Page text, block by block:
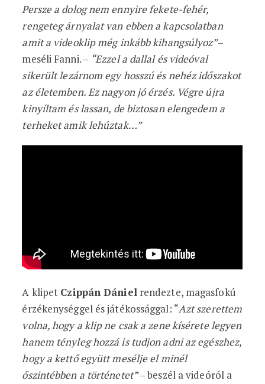
Persze a dolog nem ennyire fekete-fehér,
rengeteg árnyalat van ebben a kapcsolatban
amit a videoklip még inkább kihangsúlyoz”–
meséli Fanni. – “Ezzel a dallal és videóval
sikerült lezárnom egy hosszú és nehéz időszakot
az életemben. Ez nagyon jó érzés. Végre újra
kinyíltam és lassan, de biztosan elengedem a
terheket amik lehúztak…”
A klipet Czippán Dánielrendezte, magasfokú
érzékenységgel és játékossággal: “Azt szerettem
volna, hogy a klip ne csak a zene kísérete legyen
hanem tényleg hozzá is tudjon adni az egészhez,
hogy a kettő együtt mesélje el minél
őszintébben a történetet”– beszél a videóról a